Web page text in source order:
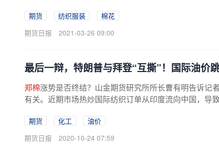
期货 纺织服装
棉花
期货日报
2021-03-26 09:00
最后一辩，特朗普与拜登“互撕”！国际油价
郑棉涨势是否终结？山金期货研究所所长曹有明告诉记
有关。近期市场热炒国际纺织订单从印度流向中国，导
期货 化工
油价
期货日报
2020-10-24 07:59